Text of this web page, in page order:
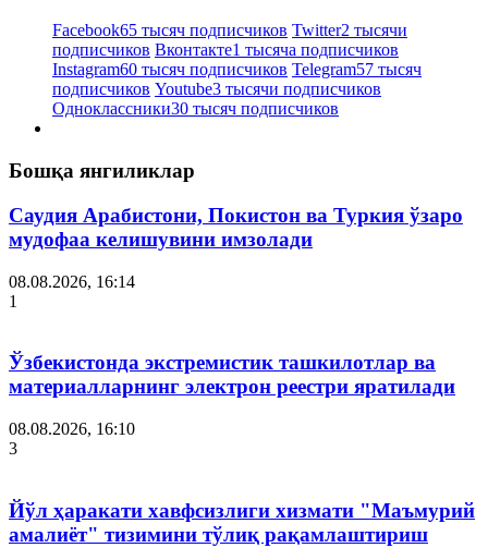
Facebook65 тысяч подписчиков Twitter2 тысячи
подписчиков Вконтакте1 тысяча подписчиков
Instagram60 тысяч подписчиков Telegram57 тысяч
подписчиков Youtube3 тысячи подписчиков
Одноклассники30 тысяч подписчиков
Бошқа янгиликлар
Саудия Арабистони, Покистон ва Туркия ўзаро
мудофаа келишувини имзолади
08.08.2026, 16:14
1
Ўзбекистонда экстремистик ташкилотлар ва
материалларнинг электрон реестри яратилади
08.08.2026, 16:10
3
Йўл ҳаракати хавфсизлиги хизмати "Маъмурий
амалиёт" тизимини тўлиқ рақамлаштириш